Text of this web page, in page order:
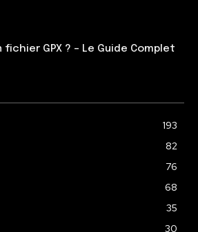
GPX ? – Le Guide Complet
193
82
76
68
35
30